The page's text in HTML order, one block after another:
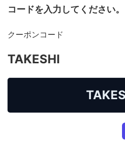
コードを入力してください。
クーポンコード
TAKESHI